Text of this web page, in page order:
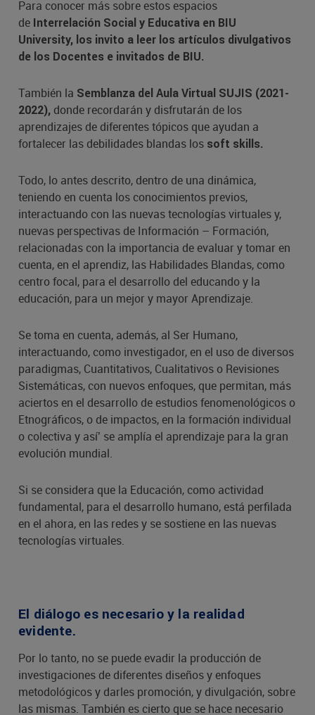
Para conocer más sobre estos espacios
de Interrelación Social y Educativa en BIU
University, los invito a leer los artículos divulgativos
de los Docentes e invitados de BIU.
También la Semblanza del Aula Virtual SUJIS (2021-
2022), donde recordarán y disfrutarán de los
aprendizajes de diferentes tópicos que ayudan a
fortalecer las debilidades blandas los soft skills.
Todo, lo antes descrito, dentro de una dinámica,
teniendo en cuenta los conocimientos previos,
interactuando con las nuevas tecnologías virtuales y,
nuevas perspectivas de Información – Formación,
relacionadas con la importancia de evaluar y tomar en
cuenta, en el aprendiz, las Habilidades Blandas, como
centro focal, para el desarrollo del educando y la
educación, para un mejor y mayor Aprendizaje.
Se toma en cuenta, además, al Ser Humano,
interactuando, como investigador, en el uso de diversos
paradigmas, Cuantitativos, Cualitativos o Revisiones
Sistemáticas, con nuevos enfoques, que permitan, más
aciertos en el desarrollo de estudios fenomenológicos o
Etnográficos, o de impactos, en la formación individual
o colectiva y así’ se amplía el aprendizaje para la gran
evolución mundial.
Si se considera que la Educación, como actividad
fundamental, para el desarrollo humano, está perfilada
en el ahora, en las redes y se sostiene en las nuevas
tecnologías virtuales.
El diálogo es necesario y la realidad
evidente.
Por lo tanto, no se puede evadir la producción de
investigaciones de diferentes diseños y enfoques
metodológicos y darles promoción, y divulgación, sobre
las mismas. También es cierto que se hace necesario